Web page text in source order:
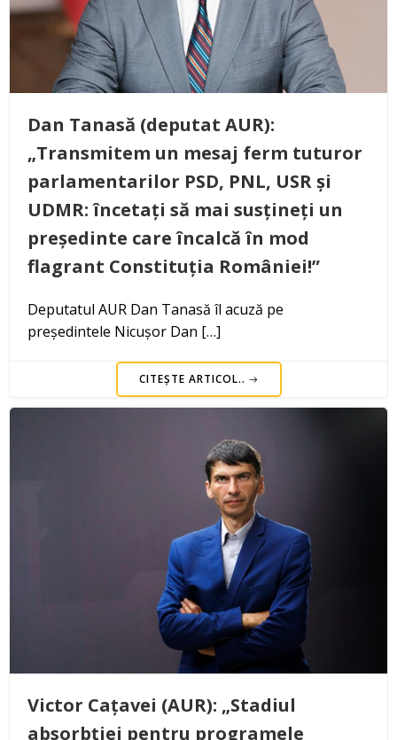
Dan Tanasă (deputat AUR):
„Transmitem un mesaj ferm tuturor
parlamentarilor PSD, PNL, USR și
UDMR: încetați să mai susțineți un
președinte care încalcă în mod
flagrant Constituția României!”
Deputatul AUR Dan Tanasă îl acuză pe
președintele Nicușor Dan […]
CITEȘTE ARTICOL..
Victor Cațavei (AUR): „Stadiul
absorbției pentru programele